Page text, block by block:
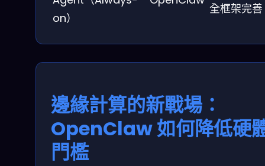
on）
全框架完善
邊緣計算的新戰場：
OpenClaw 如何降低硬
門檻